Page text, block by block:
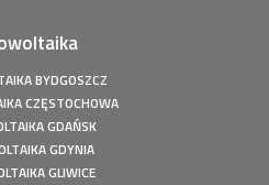
Instalacja fotowoltaiczna o
fotowoltaiczna o mocy:
fotowoltaiczna o mocy:
BYDGOSZCZ
CZĘSTOCHOWA
GDAŃSK
GDYNIA
GLIWICE